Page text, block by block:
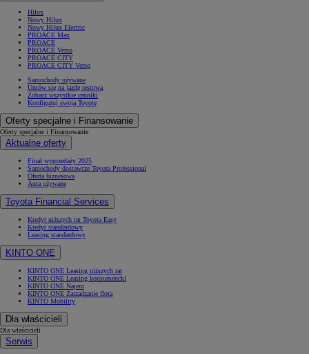
Hilux
Nowy Hilux
Nowy Hilux Electric
PROACE Max
PROACE
PROACE Verso
PROACE CITY
PROACE CITY Verso
Samochody używane
Umów się na jazdę testową
Zobacz wszystkie cenniki
Konfiguruj swoją Toyotę
Oferty specjalne i Finansowanie
Oferty specjalne i Finansowanie
Aktualne oferty
Finał wyprzedaży 2025
Samochody dostawcze Toyota Professional
Oferta biznesowa
Auta używane
Toyota Financial Services
Kredyt niższych rat Toyota Easy
Kredyt standardowy
Leasing standardowy
KINTO ONE
KINTO ONE Leasing niższych rat
KINTO ONE Leasing konsumencki
KINTO ONE Najem
KINTO ONE Zarządzanie flotą
KINTO Mobility
Dla właścicieli
Dla właścicieli
Serwis